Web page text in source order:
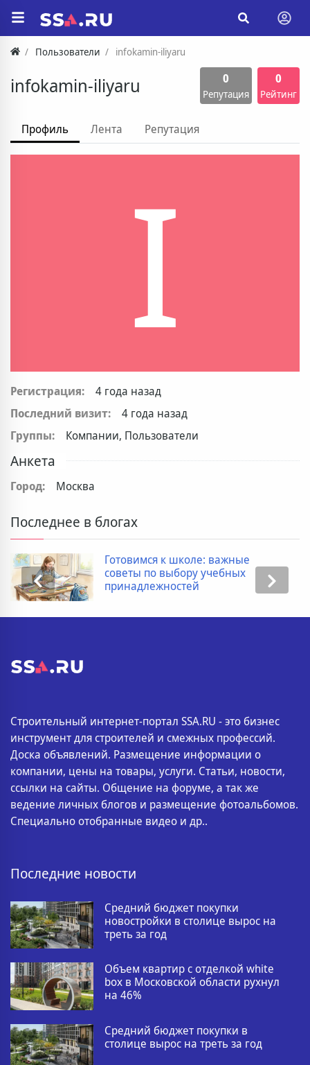
Пользователи infokamin-iliyaru
infokamin-iliyaru 0
Репутация
0
Рейтинг
Профиль Лента Репутация
I
Регистрация:
4 года назад
Последний визит:
4 года назад
Группы:
Компании, Пользователи
Анкета
Город: Москва
Последнее в блогах
Готовимся к школе: важные
советы по выбору учебных
принадлежностей
Строительный интернет-портал SSA.RU - это бизнес
инструмент для строителей и смежных профессий.
Доска объявлений. Размещение информации о
компании, цены на товары, услуги. Статьи, новости,
ссылки на сайты. Общение на форуме, а так же
ведение личных блогов и размещение фотоальбомов.
Специально отобранные видео и др..
Последние новости
Средний бюджет покупки
новостройки в столице вырос на
треть за год
Объем квартир с отделкой white
box в Московской области рухнул
на 46%
Средний бюджет покупки в
столице вырос на треть за год